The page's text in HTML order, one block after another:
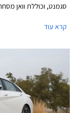
סגמנט, וכוללת וואן
דמוי קופה שהתבטא גם
קרא עוד